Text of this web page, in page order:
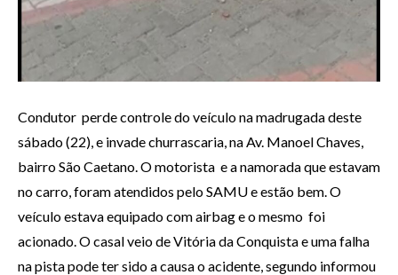
Condutor perde controle do veículo na madrugada deste
sábado (22), e invade churrascaria, na Av. Manoel Chaves,
bairro São Caetano. O motorista e a namorada que estavam
no carro, foram atendidos pelo SAMU e estão bem. O
veículo estava equipado com airbag e o mesmo foi
acionado. O casal veio de Vitória da Conquista e uma falha
na pista pode ter sido a causa o acidente, segundo informou